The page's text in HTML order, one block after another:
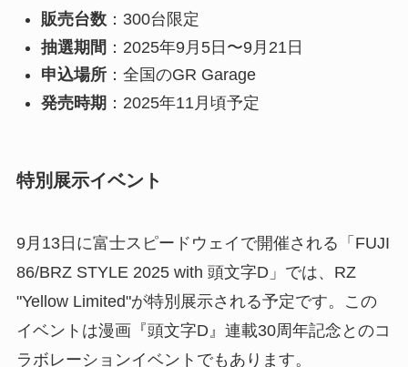
販売台数：300台限定
抽選期間 ：2025年9月5日〜9月21日
申込場所：全国のGR Garage
発売時期 ：2025年11月頃予定
特別展示イベント
9月13日に富士スピードウェイで開催される「FUJI
86/BRZ STYLE 2025 with 頭文字D」では、RZ
"Yellow Limited"が特別展示される予定です。この
イベントは漫画『頭文字D』連載30周年記念とのコ
ラボレーションイベントでもあります。